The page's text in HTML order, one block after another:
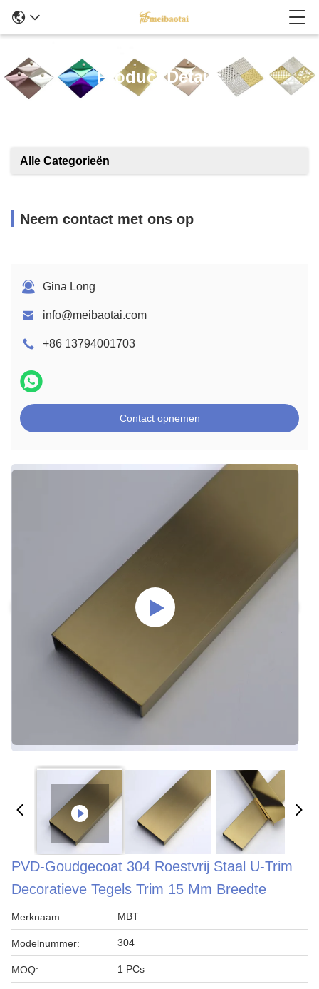
Product Details
Alle Categorieën
Neem contact met ons op
Gina Long
info@meibaotai.com
+86 13794001703
Contact opnemen
PVD-Goudgecoat 304 Roestvrij Staal U-Trim
Decoratieve Tegels Trim 15 Mm Breedte
Merknaam: MBT
Modelnummer: 304
MOQ: 1 PCs